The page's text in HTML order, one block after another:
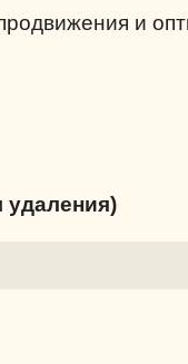
и
удаления)